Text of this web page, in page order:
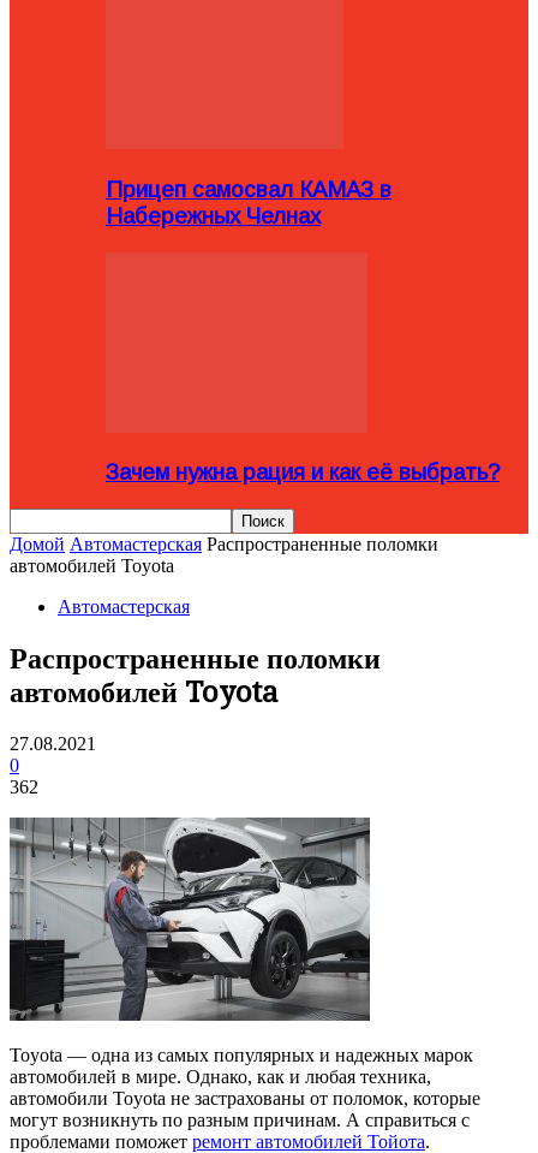
Прицеп самосвал КАМАЗ в
Набережных Челнах
Зачем нужна рация и как её выбрать?
Домой Автомастерская Распространенные поломки
автомобилей Toyota
Автомастерская
Распространенные поломки
автомобилей Toyota
27.08.2021
0
362
Toyota — одна из самых популярных и надежных марок
автомобилей в мире. Однако, как и любая техника,
автомобили Toyota не застрахованы от поломок, которые
могут возникнуть по разным причинам. А справиться с
проблемами поможет ремонт автомобилей Тойота.